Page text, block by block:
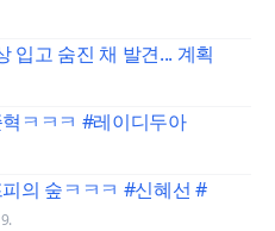
입고 숨진 채 발견... 계획
ㅋㅋㅋ #레이디두아
의 숲ㅋㅋㅋ #신혜선 #